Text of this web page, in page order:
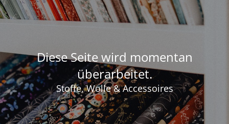
Diese Seite wird momentan
überarbeitet.
Stoffe, Wolle & Accessoires